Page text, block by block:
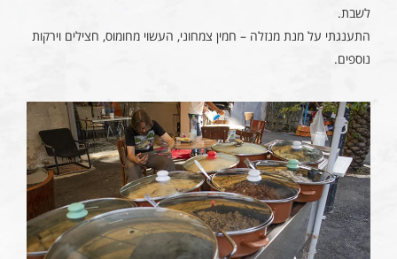
לשבת.
התענגתי על מנת מנזלה – חמין צמחוני, העשוי מחומוס, חצילים וירקות
נוספים.